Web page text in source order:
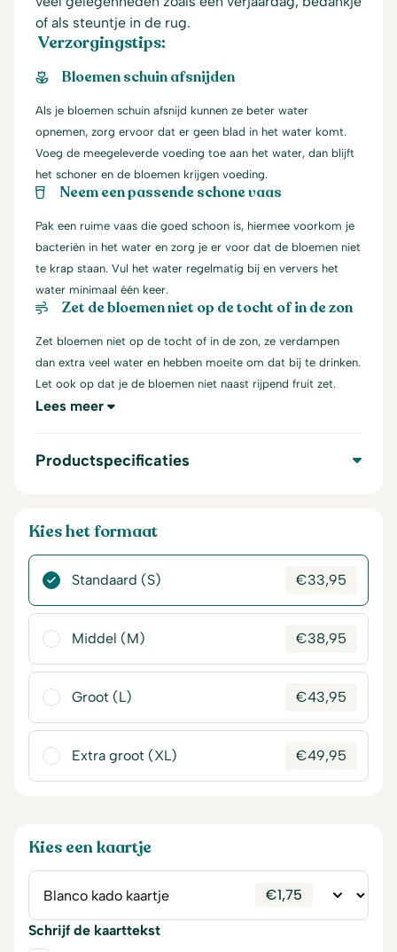
of als steuntje in de rug.
Verzorgingstips:
Bloemen schuin afsnijden
Als je bloemen schuin afsnijd kunnen ze beter water
opnemen, zorg ervoor dat er geen blad in het water komt.
Voeg de meegeleverde voeding toe aan het water, dan blijft
het schoner en de bloemen krijgen voeding.
Neem een passende schone vaas
Pak een ruime vaas die goed schoon is, hiermee voorkom je
bacteriën in het water en zorg je er voor dat de bloemen niet
te krap staan. Vul het water regelmatig bij en ververs het
water minimaal één keer.
Zet de bloemen niet op de tocht of in de zon
Zet bloemen niet op de tocht of in de zon, ze verdampen
dan extra veel water en hebben moeite om dat bij te drinken.
Let ook op dat je de bloemen niet naast rijpend fruit zet.
Lees meer
Productspecificaties
Kies het formaat
Standaard (S) €33,95
Middel (M) €38,95
Groot (L) €43,95
Extra groot (XL) €49,95
Kies een kaartje
€1,75
Schrijf de kaarttekst